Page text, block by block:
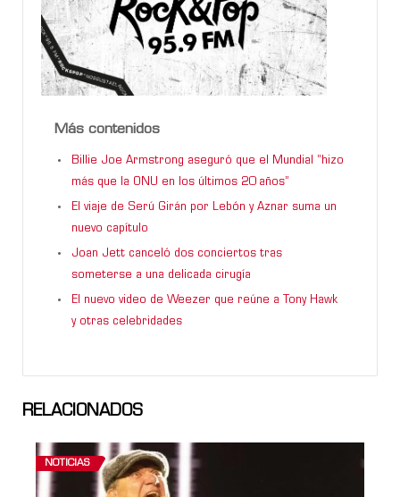
Más contenidos
Billie Joe Armstrong aseguró que el Mundial “hizo
más que la ONU en los últimos 20 años”
El viaje de Serú Girán por Lebón y Aznar suma un
nuevo capítulo
Joan Jett canceló dos conciertos tras
someterse a una delicada cirugía
El nuevo video de Weezer que reúne a Tony Hawk
y otras celebridades
RELACIONADOS
NOTICIAS